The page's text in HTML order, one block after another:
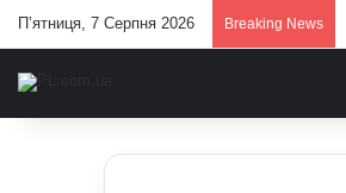
П’ятниця, 7 Серпня 2026 Breaking News